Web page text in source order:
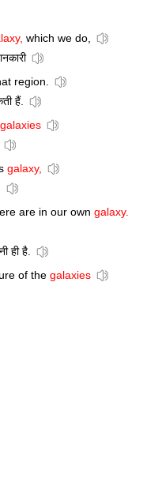
which we do,
region.
हैं.
galaxies
galaxy,
are in our own galaxy.
ही है.
of the galaxies